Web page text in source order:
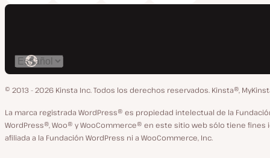
Cambiar
idioma
© 2013 - 2026 Kinsta Inc. Todos los derechos reservados. Kinsta®,
La marca registrada WordPress® es propiedad intelectual de la
WordPress®, Woo® y WooCommerce® en este sitio web sólo tiene
afiliada a la Fundación WordPress ni a WooCommerce, Inc.